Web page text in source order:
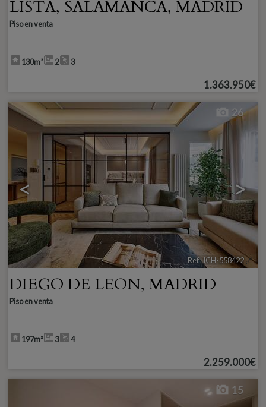
LISTA, SALAMANCA, MADRID
Piso en venta
130m² 2 3
1.363.950€
< >
26
Ref.. ICH-558422🔗
DIEGO DE LEON, MADRID
Piso en venta
197m² 3 4
2.259.000€
15